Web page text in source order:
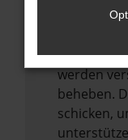
Wende
Wenn du
versucht
werden
beheben.
schicken,